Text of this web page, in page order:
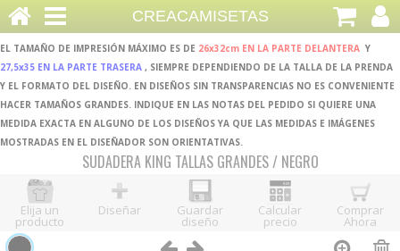
CREACAMISETAS
EL TAMAÑO DE IMPRESIÓN MÁXIMO ES DE 26x32cm EN LA PARTE DELANTERA Y
27,5x35 EN LA PARTE TRASERA , SIEMPRE DEPENDIENDO DE LA TALLA DE LA PRENDA
Y EL FORMATO DEL DISEÑO. EN DISEÑOS SIN TRANSPARENCIAS NO ES CONVENIENTE
HACER TAMAÑOS GRANDES. INDIQUE EN LAS NOTAS DEL PEDIDO SI QUIERE UNA
MEDIDA EXACTA EN ALGUNO DE LOS DISEÑOS YA QUE LAS MEDIDAS E IMÁGENES
MOSTRADAS EN EL DISEÑADOR SON ORIENTATIVAS.
SUDADERA KING TALLAS GRANDES / NEGRO
Elija un
producto
Diseñar Guardar
diseño
Calcular
precio
Comprar
Ahora